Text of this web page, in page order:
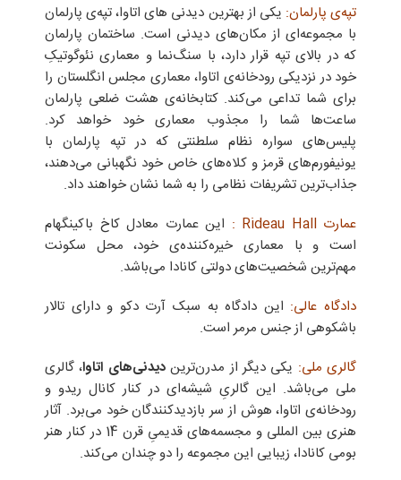
تپه‌ی پارلمان: یکی از بهترین دیدنی ‌های اتاوا، تپه‌ی پارلمان
با مجموعه‌ای از مکان‌های دیدنی است. ساختمان پارلمان
که در بالای تپه‌‌ قرار دارد، با سنگ‌نما و معماری نئوگوتیکِ
خود در نزدیکی رودخانه‌ی اتاوا، معماری مجلس انگلستان را
برای شما تداعی می‌کند. کتابخانه‌ی هشت ضلعی پارلمان
ساعت‌ها شما را مجذوب معماری خود خواهد کرد.
پلیس‌های سواره نظام سلطنتی که در تپه پارلمان با
یونیفورم‌های قرمز و کلاه‌های خاص خود نگهبانی می‌دهند،
جذاب‌ترین تشریفات نظامی را به شما نشان خواهند داد.
عمارت Rideau Hall :
این عمارت معادل کاخ باکینگهام
است و با معماری خیره‌کننده‌ی خود، محل سکونت
مهم‌ترین شخصیت‌های دولتی کانادا می‌باشد.
دادگاه عالی: این دادگاه به سبک آرت دکو و دارای تالار
باشکوهی از جنس مرمر است.
گالری ملی: یکی دیگر از مدرن‌تریندیدنی‌های اتاوا، گالری
ملی می‌باشد. این گالریِ شیشه‌ای در کنار کانال ریدو و
رودخانه‌ی اتاوا، هوش از سر بازدیدکنندگان خود می‌برد. آثار
هنری بین المللی و مجسمه‌های قدیمیِ قرن 14 در کنار هنر
بومی کانادا، زیبایی این مجموعه را دو چندان می‌کند.